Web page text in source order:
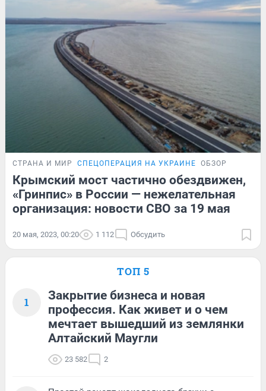
СТРАНА И МИР СПЕЦОПЕРАЦИЯ НА УКРАИНЕ ОБЗОР
Крымский мост частично обездвижен,
«Гринпис» в России — нежелательная
организация: новости СВО за 19 мая
20 мая, 2023, 00:20 1 112 Обсудить
ТОП 5
1
Закрытие бизнеса и новая
профессия. Как живет и о чем
мечтает вышедший из землянки
Алтайский Маугли
23 582 2